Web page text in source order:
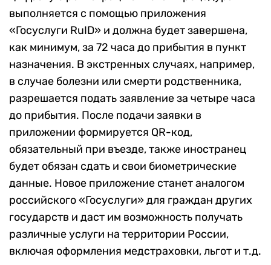
выполняется с помощью приложения
«Госуслуги RuID» и должна будет завершена,
как минимум, за 72 часа до прибытия в пункт
назначения. В экстренных случаях, например,
в случае болезни или смерти родственника,
разрешается подать заявление за четыре часа
до прибытия. После подачи заявки в
приложении формируется QR-код,
обязательный при въезде, также иностранец
будет обязан сдать и свои биометрические
данные. Новое приложение станет аналогом
российского «Госуслуги» для граждан других
государств и даст им возможность получать
различные услуги на территории России,
включая оформления медстраховки, льгот и т.д.